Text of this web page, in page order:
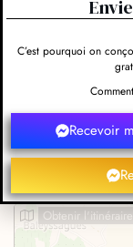
Evaluez-
Obtenir l'itinéraire
C’est pourquoi on
Recevoir